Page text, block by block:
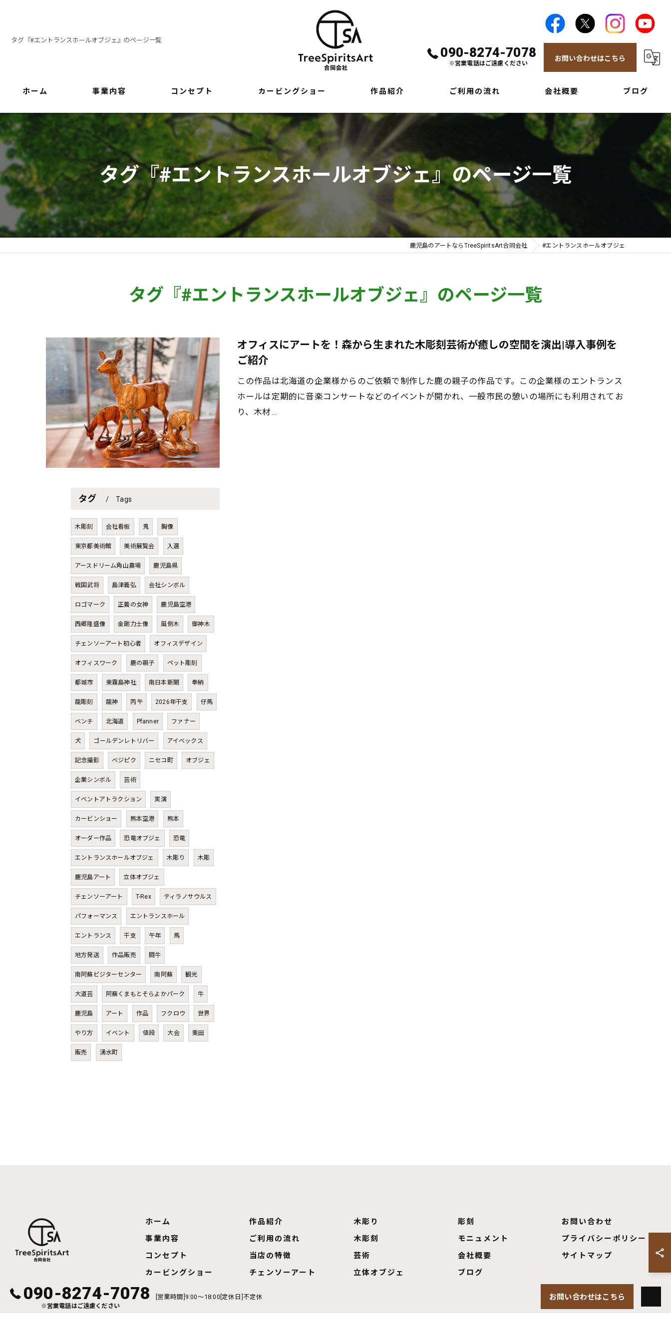
タグ『#エントランスホールオブジェ』のページ一覧
090-8274-7078
※営業電話はご遠慮ください
お問い合わせはこちら
ホーム 事業内容 コンセプト カービングショー 作品紹介 ご利用の流れ 会社概要 ブログ
タグ『#エントランスホールオブジェ』のページ一覧
鹿児島のアートならTreeSpiritsArt合同会社 #エントランスホールオブジェ
タグ『#エントランスホールオブジェ』のページ一覧
オフィスにアートを！森から生まれた木彫刻芸術が癒しの空間を演出|導入事例を
ご紹介
この作品は北海道の企業様からのご依頼で制作した鹿の親子の作品です。この企業様のエントランス
ホールは定期的に音楽コンサートなどのイベントが開かれ、一般市民の憩いの場所にも利用されてお
り、木材…
タグ Tags
木彫刻 会社看板 鬼 胸像
東京都美術館 美術展覧会 入選
アースドリーム角山農場 鹿児島県
戦国武将 島津義弘 会社シンボル
ロゴマーク 正義の女神 鹿児島空港
西郷隆盛像 金剛力士像 風倒木 御神木
チェンソーアート初心者 オフィスデザイン
オフィスワーク 鹿の親子 ペット彫刻
都城市 東霧島神社 南日本新聞 奉納
龍彫刻 龍神 丙午 2026年干支 仔馬
ベンチ 北海道 Pfanner ファナー
犬 ゴールデンレトリバー アイベックス
記念撮影 ベジピク ニセコ町 オブジェ
企業シンボル 芸術
イベントアトラクション 実演
カービンショー 熊本空港 熊本
オーダー作品 恐竜オブジェ 恐竜
エントランスホールオブジェ 木彫り 木彫
鹿児島アート 立体オブジェ
チェンソーアート T-Rex ティラノサウルス
パフォーマンス エントランスホール
エントランス 干支 午年 馬
地方発送 作品販売 闘牛
南阿蘇ビジターセンター 南阿蘇 観光
大道芸 阿蘇くまもとそらよかパーク 牛
鹿児島 アート 作品 フクロウ 世界
やり方 イベント 値段 大会 栗田
販売 湧水町
090-8274-7078
※営業電話はご遠慮ください
[営業時間]9:00～18:00[定休日]不定休 お問い合わせはこちら
ホーム
事業内容
コンセプト
カービングショー
作品紹介
ご利用の流れ
当店の特徴
チェンソーアート
木彫り
木彫刻
芸術
立体オブジェ
彫刻
モニュメント
会社概要
ブログ
お問い合わせ
プライバシーポリシー
サイトマップ